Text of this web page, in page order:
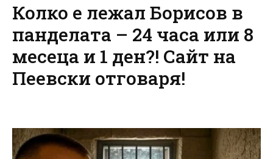
Колко е лежал Борисов в
панделата – 24 часа или 8
месеца и 1 ден?! Сайт на
Пеевски отговаря!